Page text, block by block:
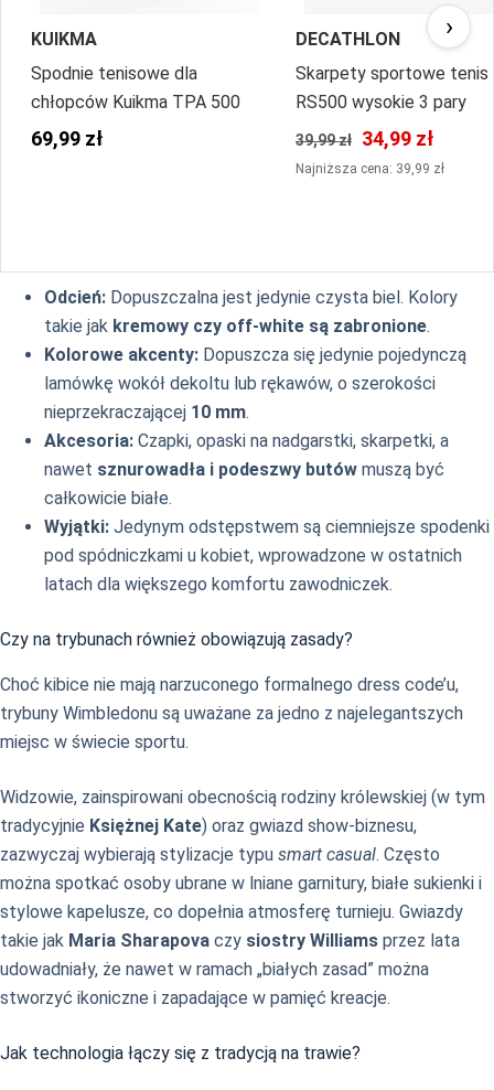
KUIKMA
Spodnie tenisowe dla
chłopców Kuikma TPA 500
69,99 zł
DECATHLON
Skarpety sportowe tenis
RS500 wysokie 3 pary
39,99 zł 34,99 zł
Najniższa cena: 39,99 zł
›
Odcień: Dopuszczalna jest jedynie czysta biel. Kolory
takie jak kremowy czy off-white są zabronione.
Kolorowe akcenty: Dopuszcza się jedynie pojedynczą
lamówkę wokół dekoltu lub rękawów, o szerokości
nieprzekraczającej 10 mm.
Akcesoria: Czapki, opaski na nadgarstki, skarpetki, a
nawet sznurowadła i podeszwy butów muszą być
całkowicie białe.
Wyjątki: Jedynym odstępstwem są ciemniejsze spodenki
pod spódniczkami u kobiet, wprowadzone w ostatnich
latach dla większego komfortu zawodniczek.
Czy na trybunach również obowiązują zasady?
Choć kibice nie mają narzuconego formalnego dress code’u,
trybuny Wimbledonu są uważane za jedno z najelegantszych
miejsc w świecie sportu.
Widzowie, zainspirowani obecnością rodziny królewskiej (w tym
tradycyjnie Księżnej Kate) oraz gwiazd show-biznesu,
zazwyczaj wybierają stylizacje typu smart casual. Często
można spotkać osoby ubrane w lniane garnitury, białe sukienki i
stylowe kapelusze, co dopełnia atmosferę turnieju. Gwiazdy
takie jak Maria Sharapova czy siostry Williams przez lata
udowadniały, że nawet w ramach „białych zasad” można
stworzyć ikoniczne i zapadające w pamięć kreacje.
Jak technologia łączy się z tradycją na trawie?